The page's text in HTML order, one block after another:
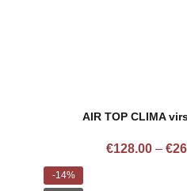
AIR TOP CLIMA
€128.00 – €
-14%